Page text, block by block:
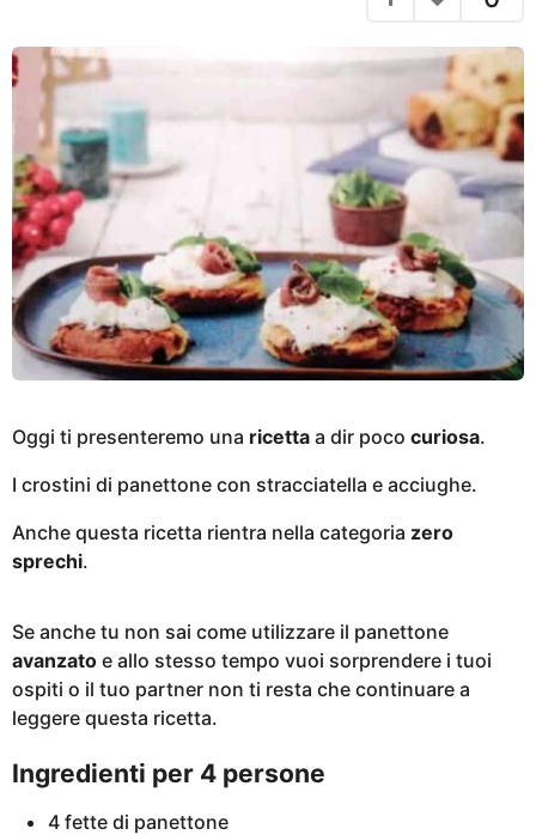
a
g
Oggi ti presenteremo una ricetta a dir poco curiosa.
I crostini di panettone con stracciatella e acciughe.
Anche questa ricetta rientra nella categoria zero
sprechi.
Se anche tu non sai come utilizzare il panettone
avanzato e allo stesso tempo vuoi sorprendere i tuoi
ospiti o il tuo partner non ti resta che continuare a
leggere questa ricetta.
Ingredienti per 4 persone
4 fette di panettone